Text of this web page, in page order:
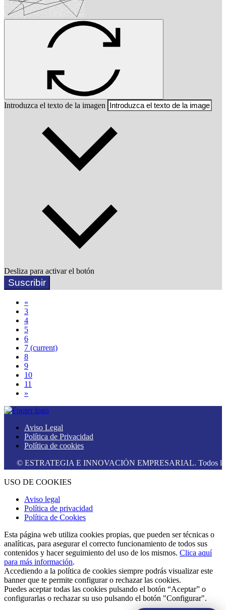
Introduzca el texto de la imagen
Desliza para activar el botón
Suscribir
«
3
4
5
6
7 (current)
8
9
10
11
»
Aviso Legal
Política de Privacidad
Política de cookies
© ESTRATEGIA E INNOVACIÓN EMPRESARIAL. Todos los
USO DE COOKIES
Aviso legal
Política de privacidad
Política de Cookies
Esta página web utiliza cookies propias, que pueden ser técnicas o
analíticas, para asegurar el correcto funcionamiento de todos sus
contenidos y hacer seguimiento del uso de los mismos. Clica aquí
para más información.
Accediendo a la política de cookies siempre podrás visualizar este
banner que te permite configurar o rechazar las cookies.
Puedes aceptar todas las cookies pulsando el botón “Aceptar” o
configurarlas o rechazar su uso pulsando el botón "Configurar".